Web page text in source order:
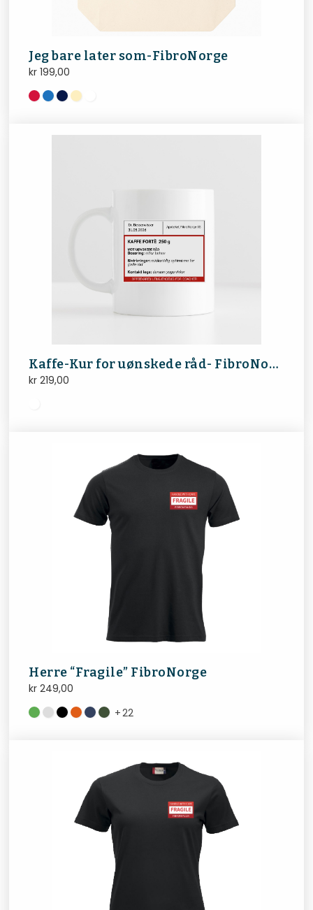
Jeg bare later som-FibroNorge
kr 199,00
Kaffe-Kur for uønskede råd- FibroNorge
kr 219,00
Herre “Fragile” FibroNorge
kr 249,00
+22